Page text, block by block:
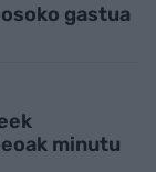
gastua
minutu